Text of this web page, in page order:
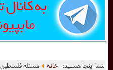
شما اینجا هستید:خانه
مسئله فلسطین